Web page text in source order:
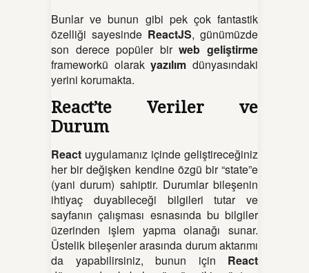
Bunlar ve bunun gibi pek çok fantastik
özelliği sayesinde ReactJS, günümüzde
son derece popüler birweb geliştirme
frameworkü olarakyazılım dünyasındaki
yerini korumakta.
React’te Veriler ve
Durum
React uygulamanız içinde geliştireceğiniz
her bir değişken kendine özgü bir “state”e
(yani durum) sahiptir. Durumlar bileşenin
ihtiyaç duyabileceği bilgileri tutar ve
sayfanın çalışması esnasında bu bilgiler
üzerinden işlem yapma olanağı sunar.
Üstelik bileşenler arasında durum aktarımı
da yapabilirsiniz, bunun için React